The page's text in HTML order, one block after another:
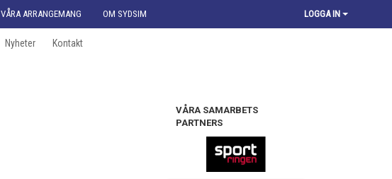
VÅRA ARRANGEMANG OM SYDSIM LOGGA IN
Nyheter Kontakt
VÅRA SAMARBETS
PARTNERS